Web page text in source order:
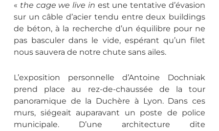
« the cage we live in est une tentative d’évasion
sur un câble d’acier tendu entre deux buildings
de béton, à la recherche d’un équilibre pour ne
pas basculer dans le vide, espérant qu’un filet
nous sauvera de notre chute sans ailes.
L’exposition personnelle d’Antoine Dochniak
prend place au rez-de-chaussée de la tour
panoramique de la Duchère à Lyon. Dans ces
murs, siégeait auparavant un poste de police
municipale. D’une architecture dite